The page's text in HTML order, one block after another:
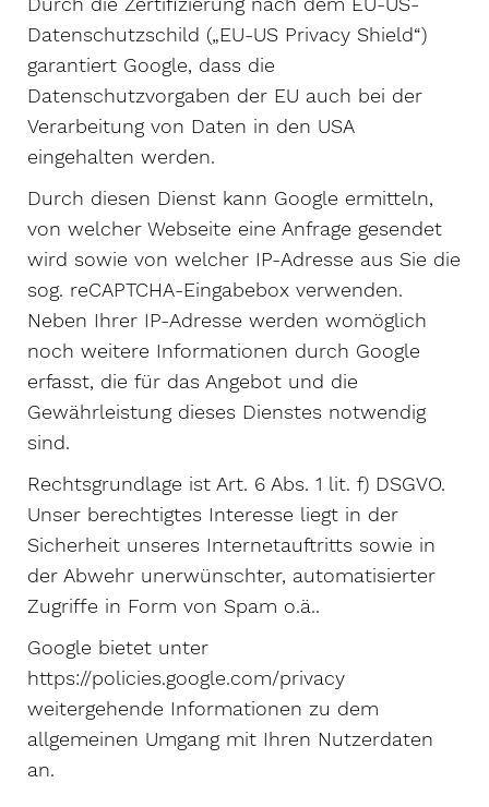
Datenschutzschild („EU-US Privacy Shield“)
garantiert Google, dass die
Datenschutzvorgaben der EU auch bei der
Verarbeitung von Daten in den USA
eingehalten werden.
Durch diesen Dienst kann Google ermitteln,
von welcher Webseite eine Anfrage gesendet
wird sowie von welcher IP-Adresse aus Sie die
sog. reCAPTCHA-Eingabebox verwenden.
Neben Ihrer IP-Adresse werden womöglich
noch weitere Informationen durch Google
erfasst, die für das Angebot und die
Gewährleistung dieses Dienstes notwendig
sind.
Rechtsgrundlage ist Art. 6 Abs. 1 lit. f) DSGVO.
Unser berechtigtes Interesse liegt in der
Sicherheit unseres Internetauftritts sowie in
der Abwehr unerwünschter, automatisierter
Zugriffe in Form von Spam o.ä..
Google bietet unter
https://policies.google.com/privacy
weitergehende Informationen zu dem
allgemeinen Umgang mit Ihren Nutzerdaten
an.